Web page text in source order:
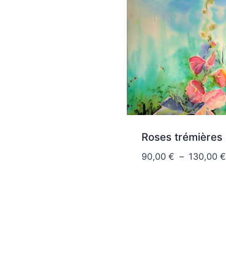
Roses trémières
90,00 € – 130,00 €